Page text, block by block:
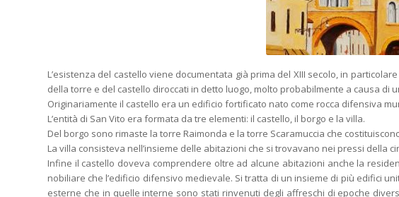
L’esistenza del castello viene documentata già prima del XIII secolo, in
della torre e del castello diroccati in detto luogo, molto probabilmente a causa di
Originariamente il castello era un edificio fortificato nato come rocca difensiva
L’entità di San Vito era formata da tre elementi: il castello, il borgo e la villa.
Del borgo sono rimaste la torre Raimonda e la torre Scaramuccia che
La villa consisteva nell’insieme delle abitazioni che si trovavano nei pressi della
Infine il castello doveva comprendere oltre ad alcune abitazioni anche la
nobiliare che l’edificio difensivo medievale. Si tratta di un insieme di più edifici
esterne che in quelle interne sono stati rinvenuti degli affreschi di epoche